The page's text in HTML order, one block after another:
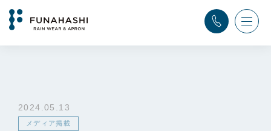
TOP
中京テレビ「キャッチ」で取り上げていただきました！
2024.05.13
メディア掲載